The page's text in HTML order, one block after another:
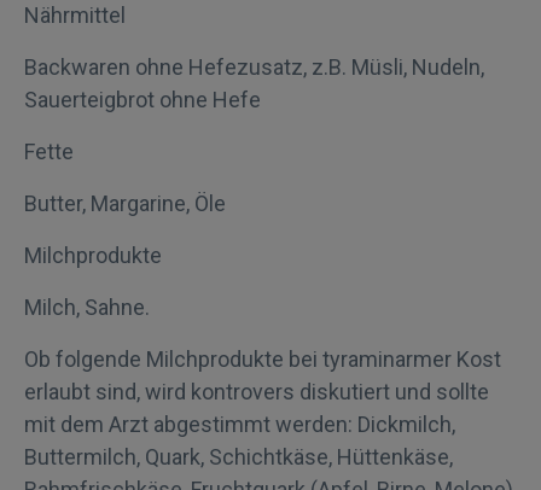
Nährmittel
Backwaren ohne Hefezusatz, z.B. Müsli, Nudeln,
Sauerteigbrot ohne Hefe
Fette
Butter, Margarine, Öle
Milchprodukte
Milch, Sahne.
Ob folgende Milchprodukte bei tyraminarmer Kost
erlaubt sind, wird kontrovers diskutiert und sollte
mit dem Arzt abgestimmt werden: Dickmilch,
Buttermilch, Quark, Schichtkäse, Hüttenkäse,